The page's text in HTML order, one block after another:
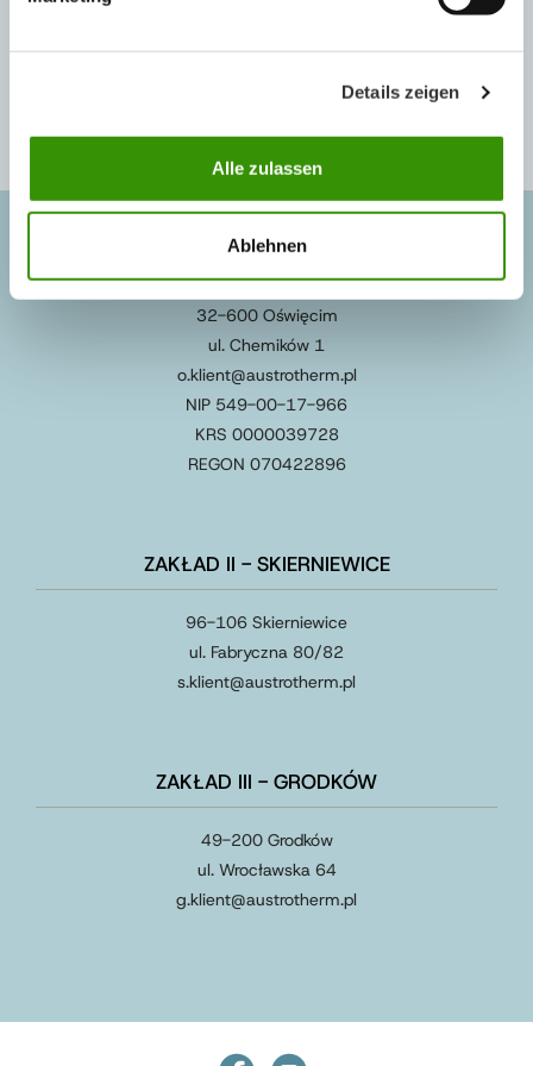
Details zeigen
Alle zulassen
Ablehnen
tel:+48 33 844 70 46
SIEDZIBA/ZAKŁAD I - OŚWIĘCIM
32-600 Oświęcim
ul. Chemików 1
o.klient@austrotherm.pl
NIP 549-00-17-966
KRS 0000039728
REGON 070422896
ZAKŁAD II - SKIERNIEWICE
96-106 Skierniewice
ul. Fabryczna 80/82
s.klient@austrotherm.pl
ZAKŁAD III - GRODKÓW
49-200 Grodków
ul. Wrocławska 64
g.klient@austrotherm.pl